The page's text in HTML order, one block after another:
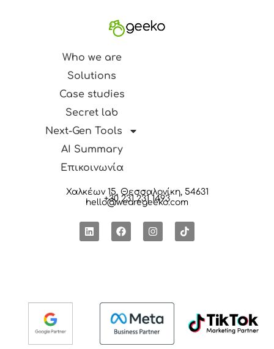
Who we are
Solutions
Case studies
Secret lab
Next-Gen Tools
AI Summary
Επικοινωνία
Χαλκέων 15, Θεσσαλονίκη, 54631
+30 231 231 1493
hello@wearegeeko.com